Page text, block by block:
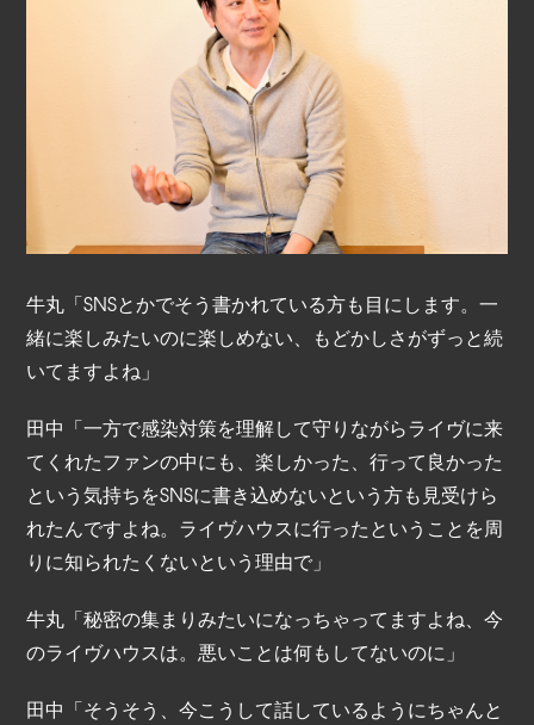
牛丸「SNSとかでそう書かれている方も目にします。一
緒に楽しみたいのに楽しめない、もどかしさがずっと続
いてますよね」
田中「一方で感染対策を理解して守りながらライヴに来
てくれたファンの中にも、楽しかった、行って良かった
という気持ちをSNSに書き込めないという方も見受けら
れたんですよね。ライヴハウスに行ったということを周
りに知られたくないという理由で」
牛丸「秘密の集まりみたいになっちゃってますよね、今
のライヴハウスは。悪いことは何もしてないのに」
田中「そうそう、今こうして話しているようにちゃんと